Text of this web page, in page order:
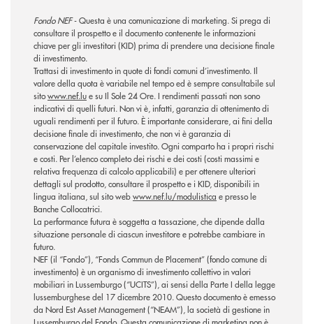
Fondo NEF- Questa è una comunicazione di marketing. Si prega di
consultare il prospetto e il documento contenente le informazioni
chiave per gli investitori (KID) prima di prendere una decisione finale
di investimento.
Trattasi di investimento in quote di fondi comuni d’investimento. Il
valore della quota è variabile nel tempo ed è sempre consultabile sul
sitowww.nef.lue su Il Sole 24 Ore. I rendimenti passati non sono
indicativi di quelli futuri. Non vi è, infatti, garanzia di ottenimento di
uguali rendimenti per il futuro. È importante considerare, ai fini della
decisione finale di investimento, che non vi è garanzia di
conservazione del capitale investito. Ogni comparto ha i propri rischi
e costi. Per l’elenco completo dei rischi e dei costi (costi massimi e
relativa frequenza di calcolo applicabili) e per ottenere ulteriori
dettagli sul prodotto, consultare il prospetto e i KID, disponibili in
lingua italiana, sul sito webwww.nef.lu/modulistica e presso le
Banche Collocatrici.
La performance futura è soggetta a tassazione, che dipende dalla
situazione personale di ciascun investitore e potrebbe cambiare in
futuro.
NEF (il “Fondo”), “Fonds Commun de Placement” (fondo comune di
investimento) è un organismo di investimento collettivo in valori
mobiliari in Lussemburgo (“UCITS”), ai sensi della Parte I della legge
lussemburghese del 17 dicembre 2010. Questo documento è emesso
da Nord Est Asset Management (“NEAM”), la società di gestione in